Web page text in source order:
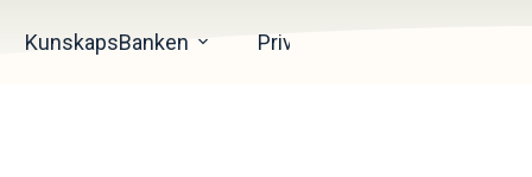
KunskapsBanken PrivatEkonomi